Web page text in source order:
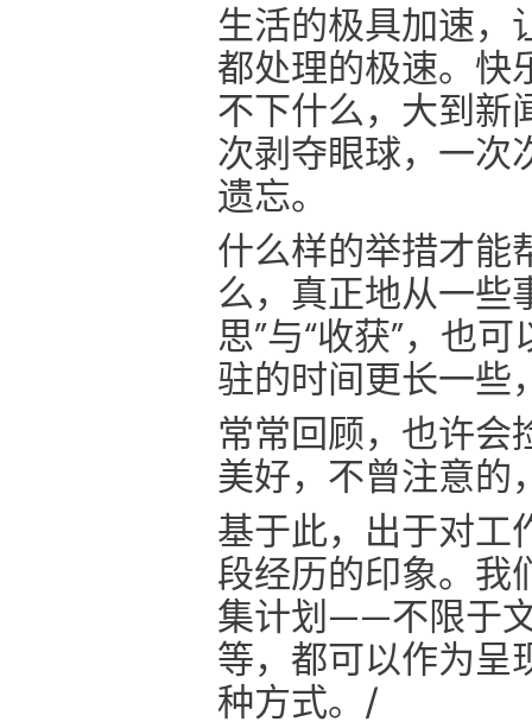
生活的极具加速，
都处理的极速。快
不下什么，大到新
次剥夺眼球，一次
遗忘。
什么样的举措才能
么，真正地从一些
思”与“收获”，也
驻的时间更长一些
常常回顾，也许会
美好，不曾注意的
基于此，出于对工
段经历的印象。我
集计划——不限于
等，都可以作为呈
种方式。/